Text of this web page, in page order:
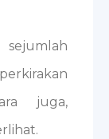
juga,